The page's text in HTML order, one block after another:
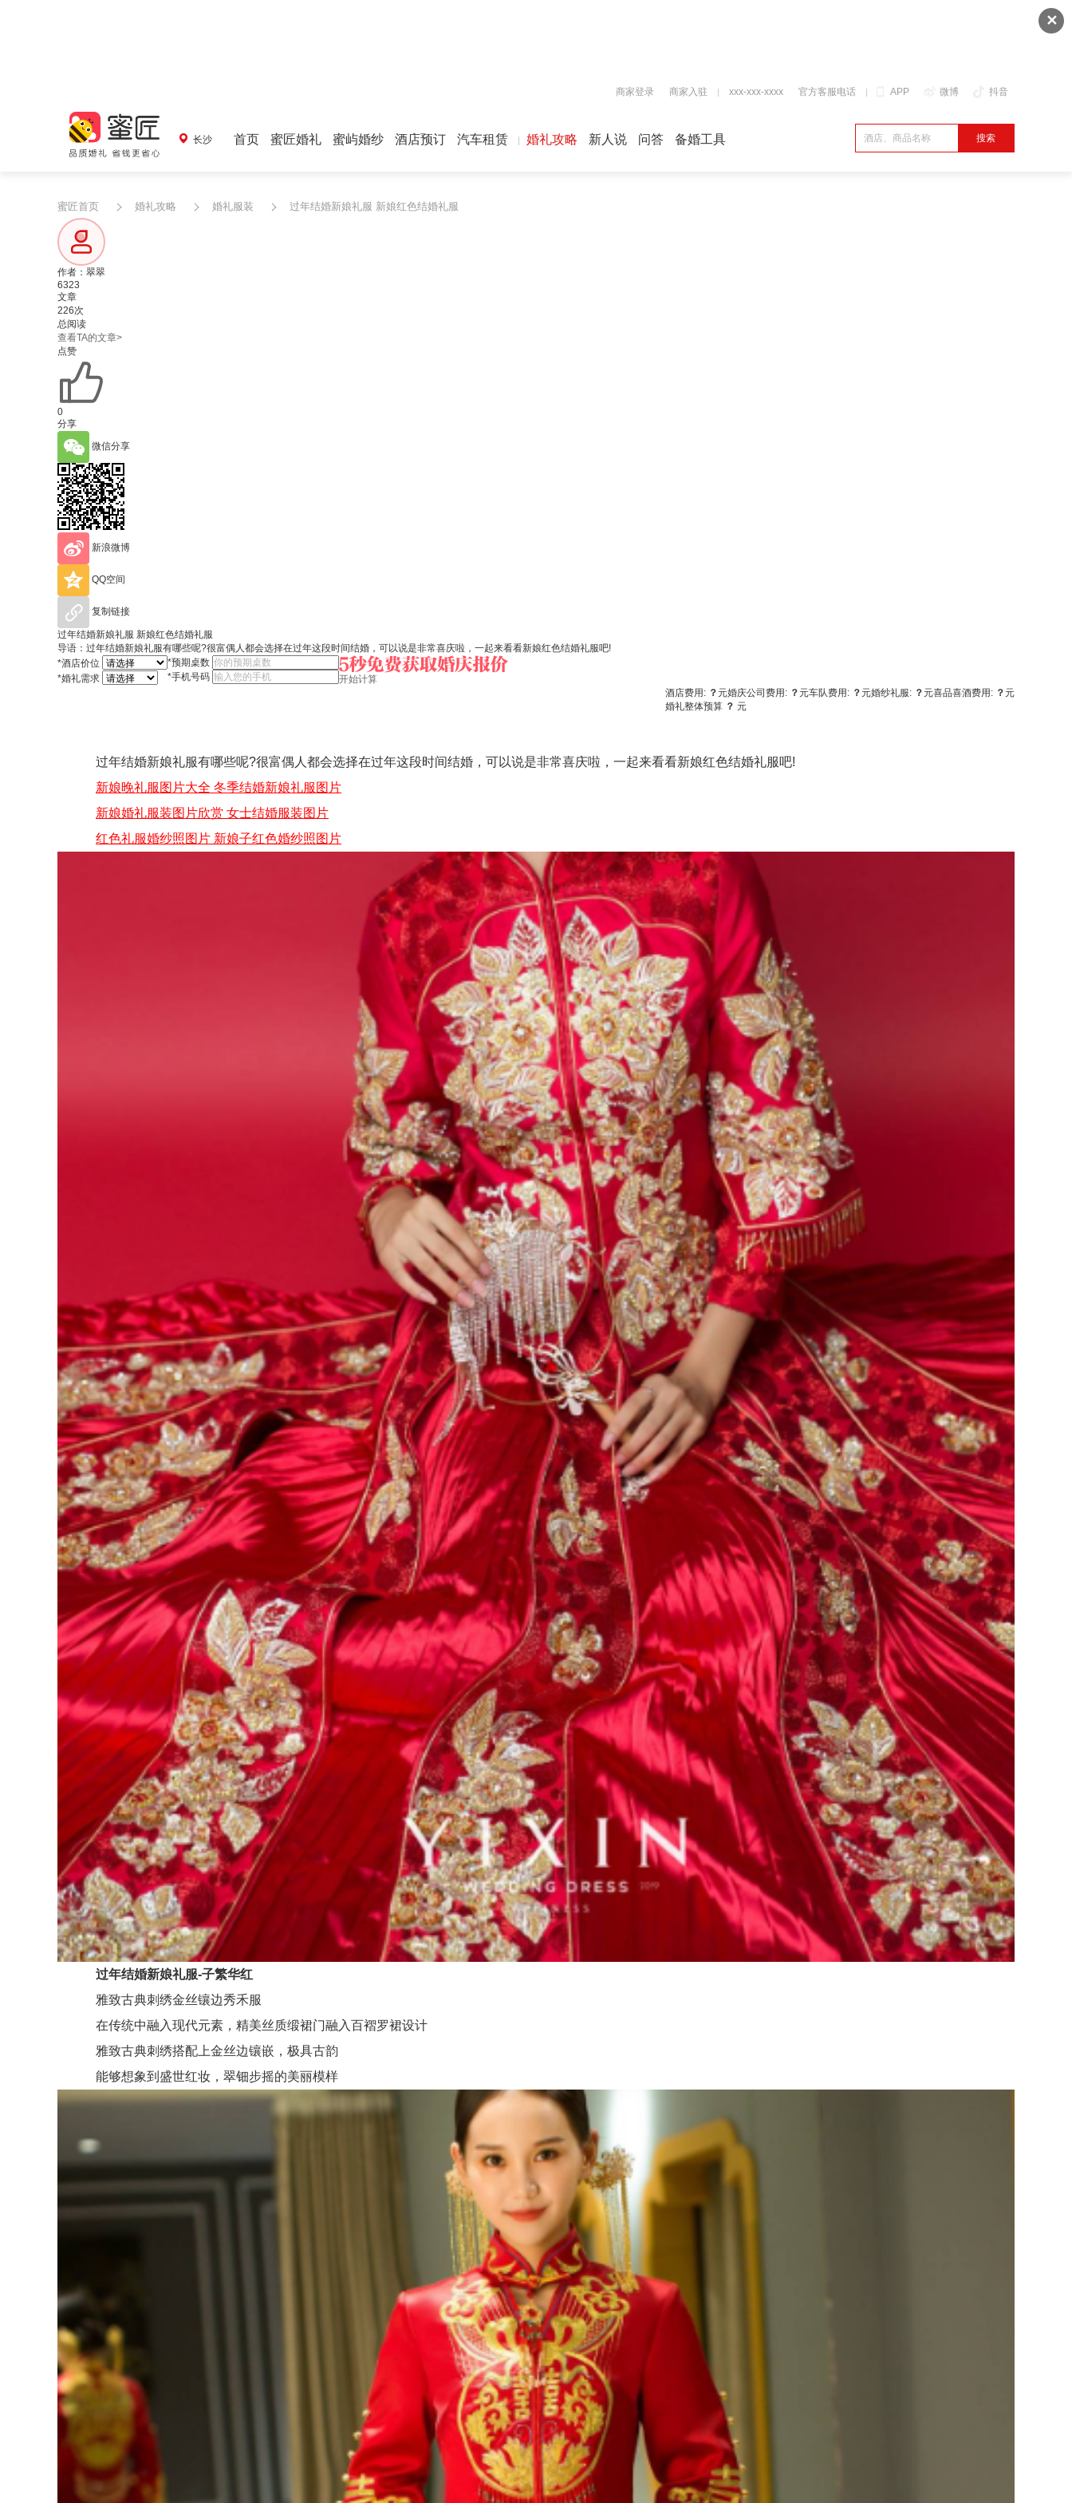
✕
APP 微博 抖音
商家登录 商家入驻 xxx-xxx-xxxx 官方客服电话
长沙 首页 蜜匠婚礼 蜜屿婚纱 酒店预订 汽车租赁 婚礼攻略 新人说 问答 备婚工具
蜜匠首页 婚礼攻略 婚礼服装 过年结婚新娘礼服 新娘红色结婚礼服
作者：翠翠
6323
文章
226次
总阅读
查看TA的文章>
点赞
0
分享
微信分享
新浪微博
QQ空间
复制链接
过年结婚新娘礼服 新娘红色结婚礼服
导语：过年结婚新娘礼服有哪些呢?很富偶人都会选择在过年这段时间结婚，可以说是非常喜庆啦，一起来看看新娘红色结婚礼服吧!
*酒店价位
*婚礼需求
*预期桌数
*手机号码
开始计算
酒店费用: ？元婚庆公司费用: ？元车队费用: ？元婚纱礼服: ？元喜品喜酒费用: ？元
婚礼整体预算 ？ 元
过年结婚新娘礼服有哪些呢?很富偶人都会选择在过年这段时间结婚，可以说是非常喜庆啦，一起来看看新娘红色结婚礼服吧!
新娘晚礼服图片大全 冬季结婚新娘礼服图片
新娘婚礼服装图片欣赏 女士结婚服装图片
红色礼服婚纱照图片 新娘子红色婚纱照图片
过年结婚新娘礼服-子繁华红
雅致古典刺绣金丝镶边秀禾服
在传统中融入现代元素，精美丝质缎裙门融入百褶罗裙设计
雅致古典刺绣搭配上金丝边镶嵌，极具古韵
能够想象到盛世红妆，翠钿步摇的美丽模样